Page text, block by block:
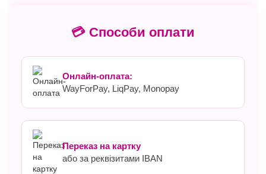
💳 Способи оплати
Онлайн-оплата:
WayForPay, LiqPay, Monopay
Переказ на картку
або за реквізитами IBAN